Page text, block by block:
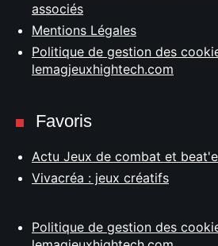
associés
Mentions Légales
Politique de gestion des
lemagjeuxhightech.com
Favoris
Actu Jeux de combat et
Vivacréa : jeux créatifs
Politique de gestion des